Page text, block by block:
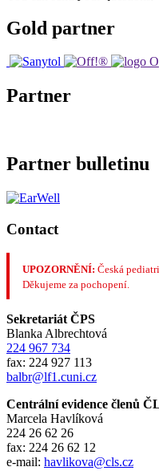
Gold partner
Partner
Partner bulletinu
Contact
UPOZORNĚNÍ: Česká
Děkujeme za pochopení.
Sekretariát ČPS
Blanka Albrechtová
224 967 734
fax: 224 927 113
balbr@lf1.cuni.cz
Centrální evidence členů
Marcela Havlíková
224 26 62 26
fax: 224 26 62 12
e-mail: havlikova@cls.cz